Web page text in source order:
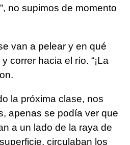
no supimos de momento
van a pelear y en qué
correr hacia el río. “¡La
la próxima clase, nos
apenas se podía ver que
a un lado de la raya de
circulaban los